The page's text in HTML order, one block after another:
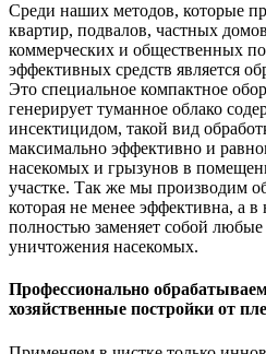
Среди наших методов, которые
квартир, подвалов, частных
коммерческих и общественных
эффективных средств является
Это специальное компактное
генерирует туманное облако
инсектицидом, такой вид
максимально эффективно и
насекомых и грызунов в
участке. Так же мы производим
которая не менее эффективна, а в
полностью заменяет собой
уничтожения насекомых.
Профессионально
хозяйственные постройки от